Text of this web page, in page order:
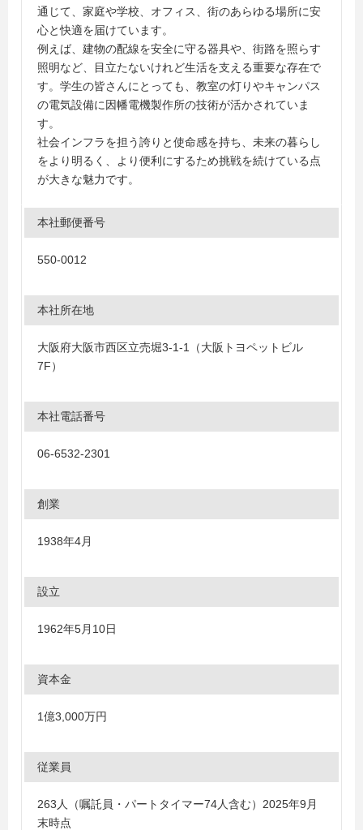
通じて、家庭や学校、オフィス、街のあらゆる場所に安
心と快適を届けています。
例えば、建物の配線を安全に守る器具や、街路を照らす
照明など、目立たないけれど生活を支える重要な存在で
す。学生の皆さんにとっても、教室の灯りやキャンパス
の電気設備に因幡電機製作所の技術が活かされていま
す。
社会インフラを担う誇りと使命感を持ち、未来の暮らし
をより明るく、より便利にするため挑戦を続けている点
が大きな魅力です。
本社郵便番号
550-0012
本社所在地
大阪府大阪市西区立売堀3-1-1（大阪トヨペットビル
7F）
本社電話番号
06-6532-2301
創業
1938年4月
設立
1962年5月10日
資本金
1億3,000万円
従業員
263人（嘱託員・パートタイマー74人含む）2025年9月
末時点